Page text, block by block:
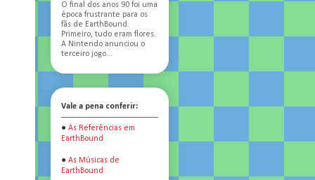
O final dos anos 90 foi uma
época frustrante para os
fãs de EarthBound.
Primeiro, tudo eram flores.
A Nintendo anunciou o
terceiro jogo...
Vale a pena conferir:
● As Referências em
EarthBound
● As Músicas de
EarthBound